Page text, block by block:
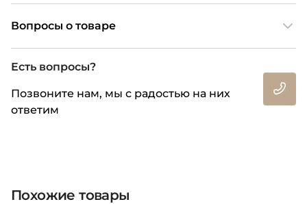
Вопросы о товаре
Есть вопросы?
Позвоните нам, мы с радостью на них
ответим
Похожие товары